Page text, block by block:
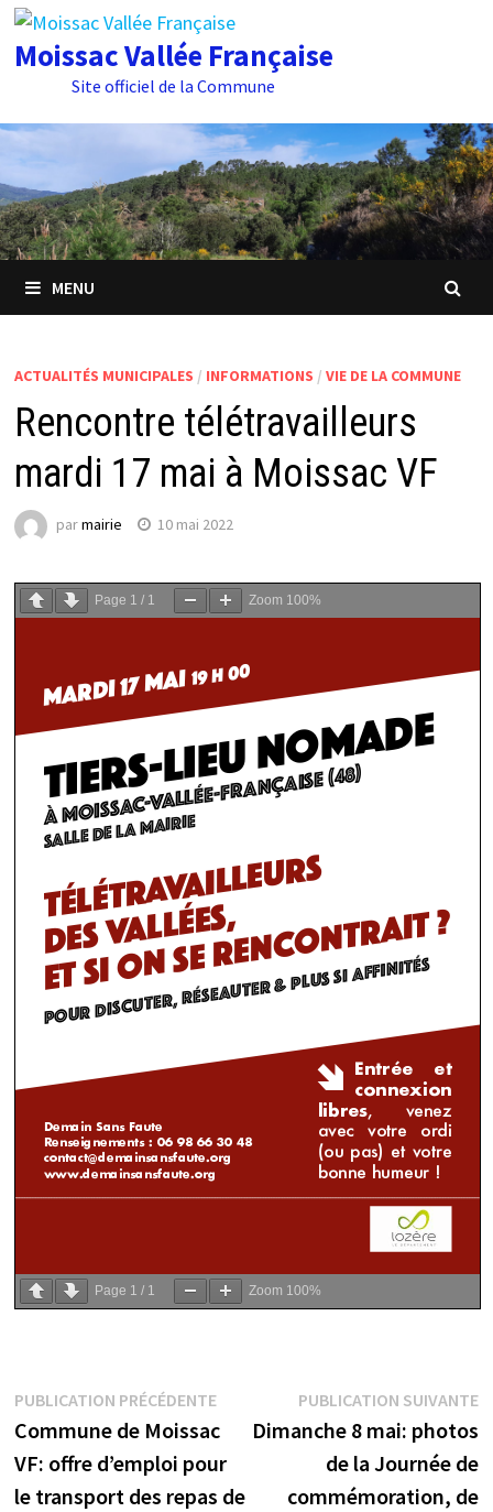
Passer
au
contenu
Moissac Vallée Française
Site officiel de la Commune
MENU
ACTUALITÉS MUNICIPALES / INFORMATIONS / VIE DE LA COMMUNE
Rencontre télétravailleurs
mardi 17 mai à Moissac VF
parmairie 10 mai 2022
Page 1 / 1 Zoom 100%
Page 1 / 1 Zoom 100%
Navigation
de
l’article
PUBLICATION PRÉCÉDENTEPublication
précédente :
Commune de Moissac
VF: offre d’emploi pour
le transport des repas de
PUBLICATION SUIVANTE
Dimanche 8 mai: photos
de la Journée de
commémoration, de